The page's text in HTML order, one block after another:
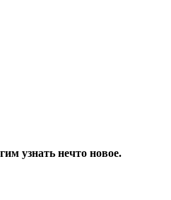
узнать нечто новое.